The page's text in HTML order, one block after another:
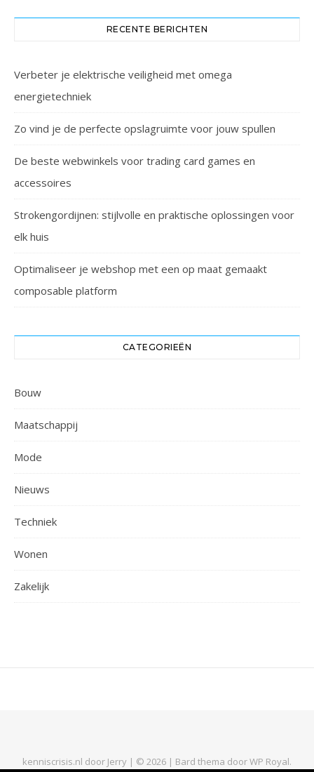
RECENTE BERICHTEN
Verbeter je elektrische veiligheid met omega
energietechniek
Zo vind je de perfecte opslagruimte voor jouw spullen
De beste webwinkels voor trading card games en
accessoires
Strokengordijnen: stijlvolle en praktische oplossingen voor
elk huis
Optimaliseer je webshop met een op maat gemaakt
composable platform
CATEGORIEËN
Bouw
Maatschappij
Mode
Nieuws
Techniek
Wonen
Zakelijk
kenniscrisis.nl door Jerry | © 2026 | Bard thema doorWP Royal.